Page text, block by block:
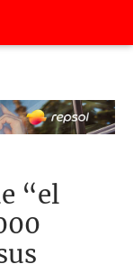
“el